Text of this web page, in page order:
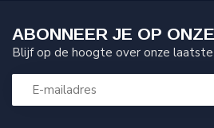
ABONNEER JE OP
Blijf op de hoogte over onze